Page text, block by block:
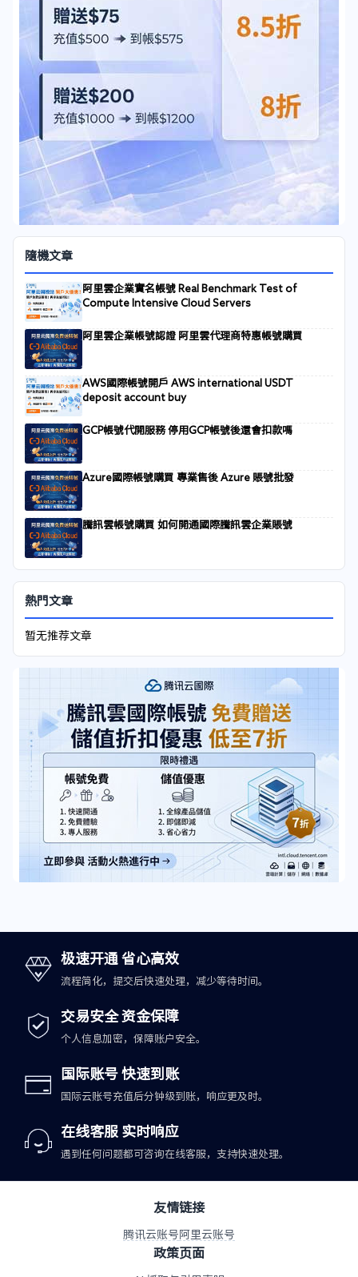
隨機文章
阿里雲企業實名帳號 Real Benchmark Test of
Compute Intensive Cloud Servers
阿里雲企業帳號認證 阿里雲代理商特惠帳號購買
AWS國際帳號開戶 AWS international USDT
deposit account buy
GCP帳號代開服務 停用GCP帳號後還會扣款嗎
Azure國際帳號購買 專業售後 Azure 賬號批發
騰訊雲帳號購買 如何開通國際騰訊雲企業賬號
熱門文章
暂无推荐文章
极速开通 省心高效
流程简化，提交后快速处理，减少等待时间。
交易安全 资金保障
个人信息加密，保障账户安全。
国际账号 快速到账
国际云账号充值后分钟级到账，响应更及时。
在线客服 实时响应
遇到任何问题都可咨询在线客服，支持快速处理。
友情链接
腾讯云账号 阿里云账号
政策页面